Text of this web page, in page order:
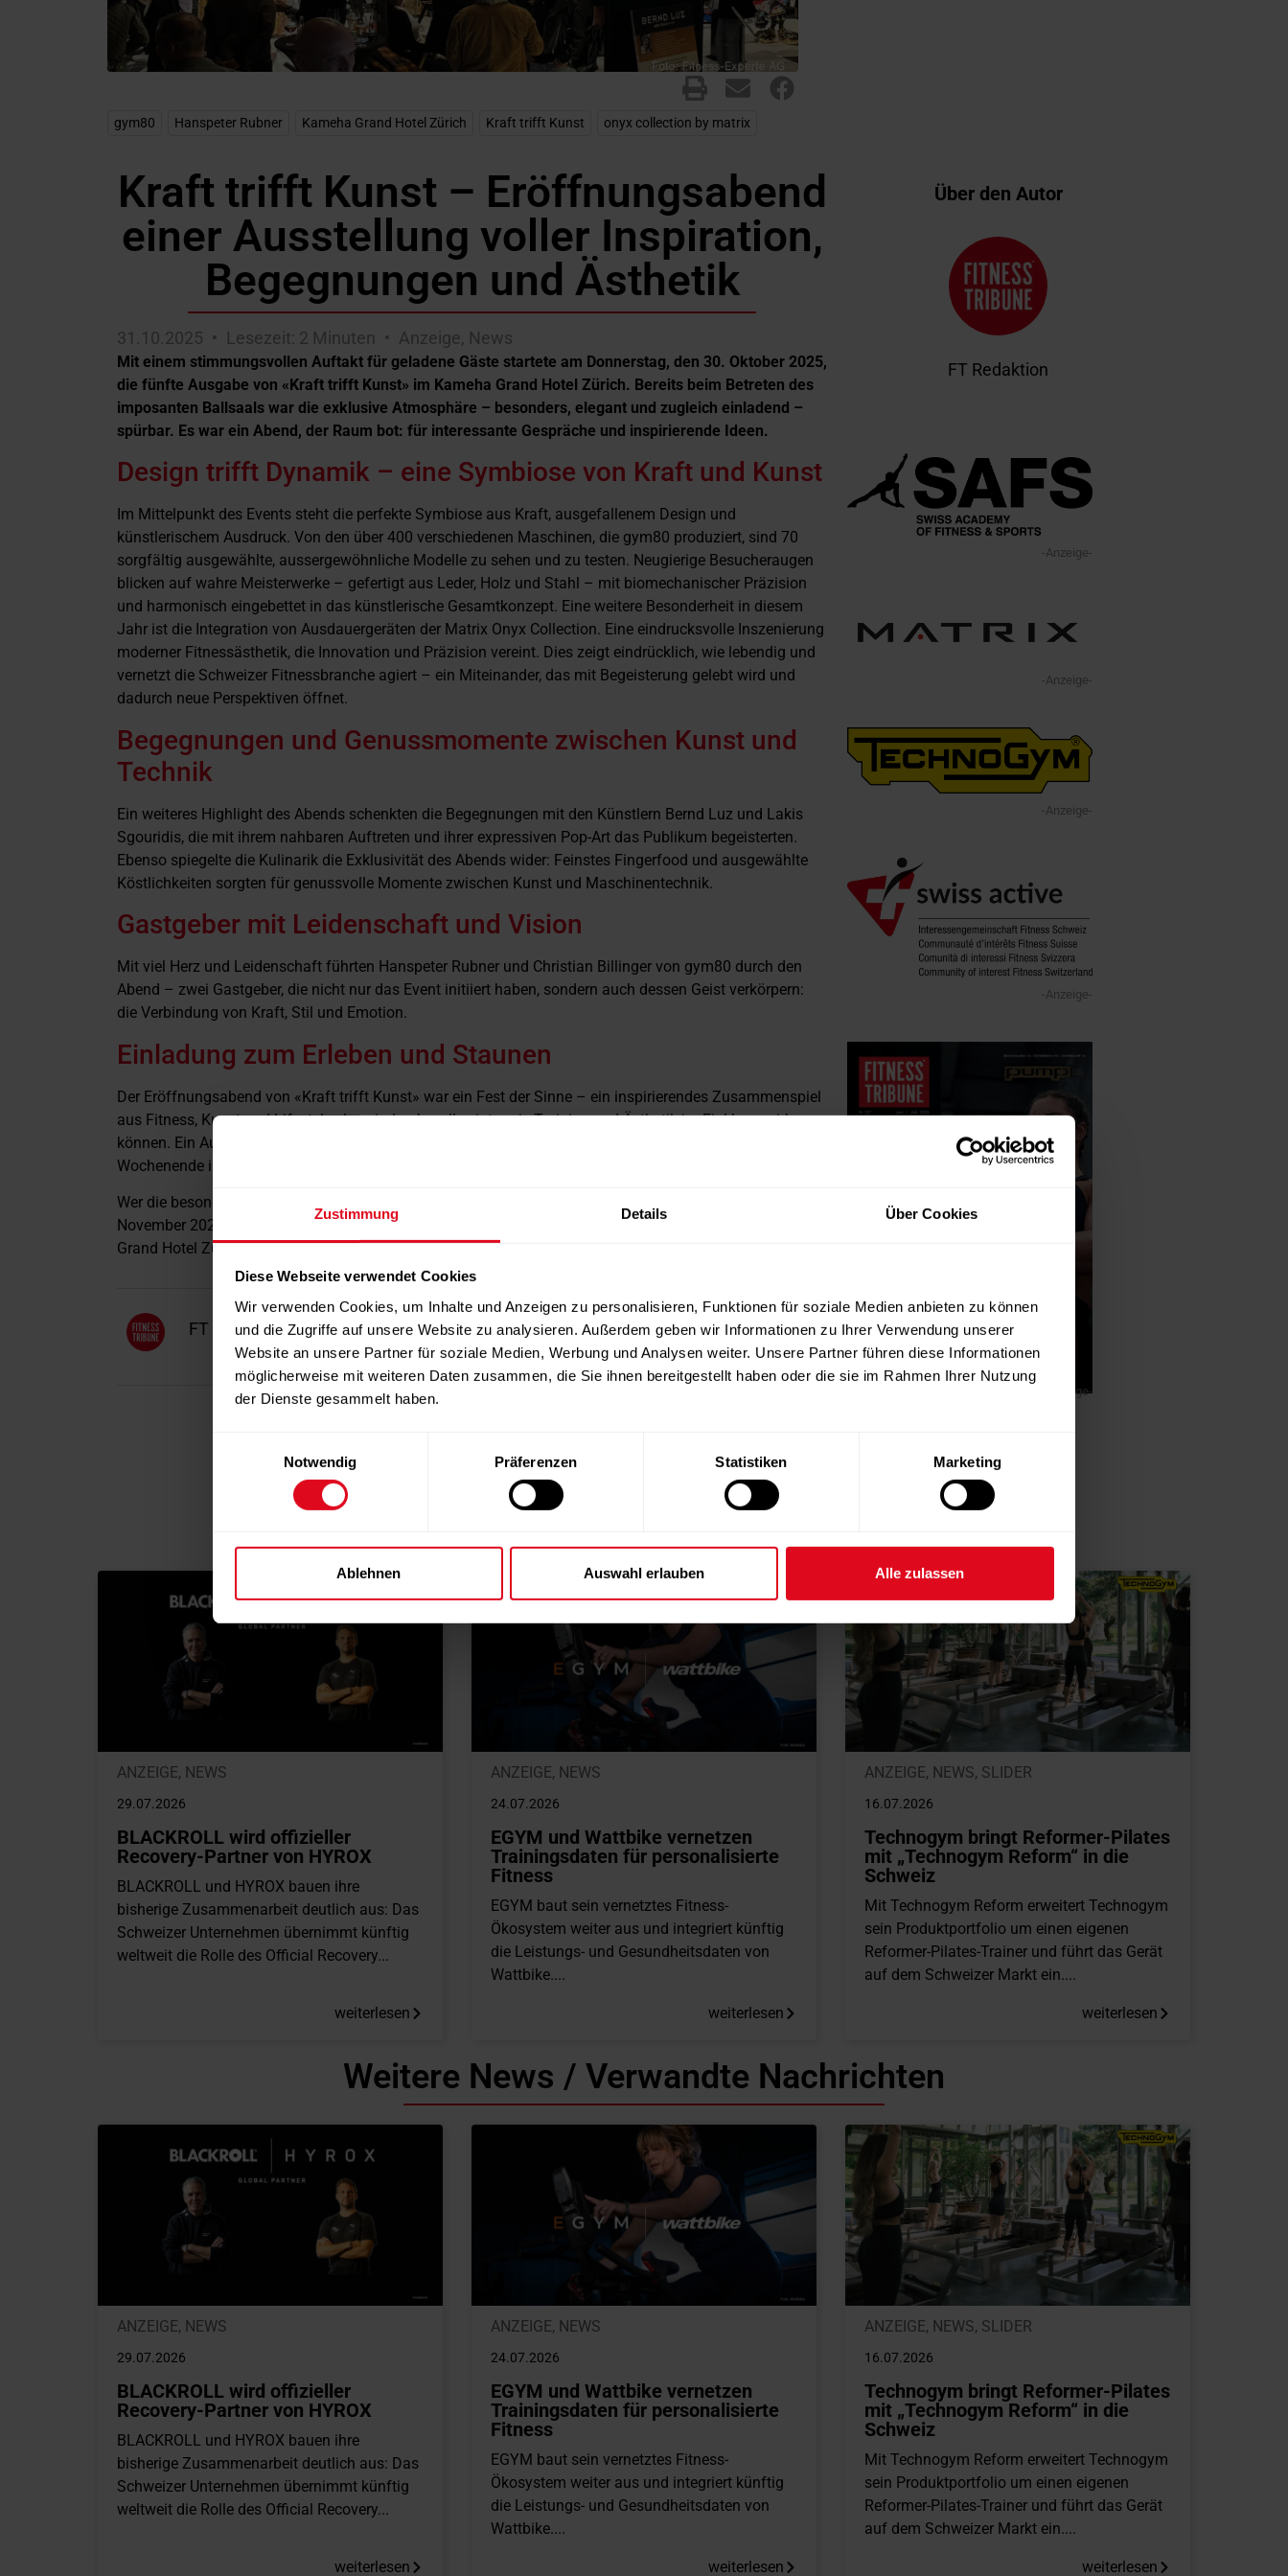
Zustimmung Details Über Cookies
Diese Webseite verwendet Cookies
Wir verwenden Cookies, um Inhalte und Anzeigen zu personalisieren, Funktionen für soziale Medien anbieten zu können
und die Zugriffe auf unsere Website zu analysieren. Außerdem geben wir Informationen zu Ihrer Verwendung unserer
Website an unsere Partner für soziale Medien, Werbung und Analysen weiter. Unsere Partner führen diese Informationen
möglicherweise mit weiteren Daten zusammen, die Sie ihnen bereitgestellt haben oder die sie im Rahmen Ihrer Nutzung
der Dienste gesammelt haben.
Notwendig
Präferenzen Statistiken Marketing
Ablehnen Auswahl erlauben Alle zulassen
gym80 Hanspeter Rubner Kameha Grand Hotel Zürich Kraft trifft Kunst onyx collection by matrix
Kraft trifft Kunst – Eröffnungsabend
einer Ausstellung voller Inspiration,
Begegnungen und Ästhetik
31.10.2025 Lesezeit: 2 Minuten Anzeige, News
Mit einem stimmungsvollen Auftakt für geladene Gäste startete am Donnerstag, den 30. Oktober 2025,
die fünfte Ausgabe von «Kraft trifft Kunst» im Kameha Grand Hotel Zürich. Bereits beim Betreten des
imposanten Ballsaals war die exklusive Atmosphäre – besonders, elegant und zugleich einladend –
spürbar. Es war ein Abend, der Raum bot: für interessante Gespräche und inspirierende Ideen.
Design trifft Dynamik – eine Symbiose von Kraft und Kunst
Im Mittelpunkt des Events steht die perfekte Symbiose aus Kraft, ausgefallenem Design und
künstlerischem Ausdruck. Von den über 400 verschiedenen Maschinen, die gym80 produziert, sind 70
sorgfältig ausgewählte, aussergewöhnliche Modelle zu sehen und zu testen. Neugierige Besucheraugen
blicken auf wahre Meisterwerke – gefertigt aus Leder, Holz und Stahl – mit biomechanischer Präzision
und harmonisch eingebettet in das künstlerische Gesamtkonzept. Eine weitere Besonderheit in diesem
Jahr ist die Integration von Ausdauergeräten der Matrix Onyx Collection. Eine eindrucksvolle Inszenierung
moderner Fitnessästhetik, die Innovation und Präzision vereint. Dies zeigt eindrücklich, wie lebendig und
vernetzt die Schweizer Fitnessbranche agiert – ein Miteinander, das mit Begeisterung gelebt wird und
dadurch neue Perspektiven öffnet.
Begegnungen und Genussmomente zwischen Kunst und
Technik
Ein weiteres Highlight des Abends schenkten die Begegnungen mit den Künstlern Bernd Luz und Lakis
Sgouridis, die mit ihrem nahbaren Auftreten und ihrer expressiven Pop-Art das Publikum begeisterten.
Ebenso spiegelte die Kulinarik die Exklusivität des Abends wider: Feinstes Fingerfood und ausgewählte
Köstlichkeiten sorgten für genussvolle Momente zwischen Kunst und Maschinentechnik.
Gastgeber mit Leidenschaft und Vision
Mit viel Herz und Leidenschaft führten Hanspeter Rubner und Christian Billinger von gym80 durch den
Abend – zwei Gastgeber, die nicht nur das Event initiiert haben, sondern auch dessen Geist verkörpern:
die Verbindung von Kraft, Stil und Emotion.
Einladung zum Erleben und Staunen
Der Eröffnungsabend von «Kraft trifft Kunst» war ein Fest der Sinne – ein inspirierendes Zusammenspiel
aus Fitness, Kunst und Lifestyle, das eindrucksvoll zeigte, wie Training und Ästhetik im Einklang wirken
können. Ein Auftakt, der Lust auf mehr macht und den Grundstein für ein aussergewöhnliches
Wochenende im Zeichen von Innovation und Kreativität legte.
Wer die besondere Atmosphäre von «Kraft trifft Kunst» selbst erleben möchte, hat am 31. Oktober und 1.
November 2025 Gelegenheit dazu: Jeweils von 14:00 bis 21:00 Uhr öffnet die Ausstellung im Kameha
Grand Hotel Zürich / Opfikon ihre Türen für alle Interessierten. Der Eintritt ist frei.
FT Redaktion
Über den Autor
FT Redaktion
-Anzeige-
-Anzeige-
-Anzeige-
-Anzeige-
-Anzeige-
Mehr von diesen Autoren
ANZEIGE, NEWS
29.07.2026
BLACKROLL wird offizieller
Recovery-Partner von HYROX
BLACKROLL und HYROX bauen ihre
bisherige Zusammenarbeit deutlich aus: Das
Schweizer Unternehmen übernimmt künftig
weltweit die Rolle des Official Recovery...
weiterlesen
ANZEIGE, NEWS
24.07.2026
EGYM und Wattbike vernetzen
Trainingsdaten für personalisierte
Fitness
EGYM baut sein vernetztes Fitness-
Ökosystem weiter aus und integriert künftig
die Leistungs- und Gesundheitsdaten von
Wattbike....
weiterlesen
ANZEIGE, NEWS, SLIDER
16.07.2026
Technogym bringt Reformer-Pilates
mit „Technogym Reform“ in die
Schweiz
Mit Technogym Reform erweitert Technogym
sein Produktportfolio um einen eigenen
Reformer-Pilates-Trainer und führt das Gerät
auf dem Schweizer Markt ein....
weiterlesen
Weitere News / Verwandte Nachrichten
ANZEIGE, NEWS
29.07.2026
BLACKROLL wird offizieller
Recovery-Partner von HYROX
BLACKROLL und HYROX bauen ihre
bisherige Zusammenarbeit deutlich aus: Das
Schweizer Unternehmen übernimmt künftig
weltweit die Rolle des Official Recovery...
weiterlesen
ANZEIGE, NEWS
24.07.2026
EGYM und Wattbike vernetzen
Trainingsdaten für personalisierte
Fitness
EGYM baut sein vernetztes Fitness-
Ökosystem weiter aus und integriert künftig
die Leistungs- und Gesundheitsdaten von
Wattbike....
weiterlesen
ANZEIGE, NEWS, SLIDER
16.07.2026
Technogym bringt Reformer-Pilates
mit „Technogym Reform“ in die
Schweiz
Mit Technogym Reform erweitert Technogym
sein Produktportfolio um einen eigenen
Reformer-Pilates-Trainer und führt das Gerät
auf dem Schweizer Markt ein....
weiterlesen